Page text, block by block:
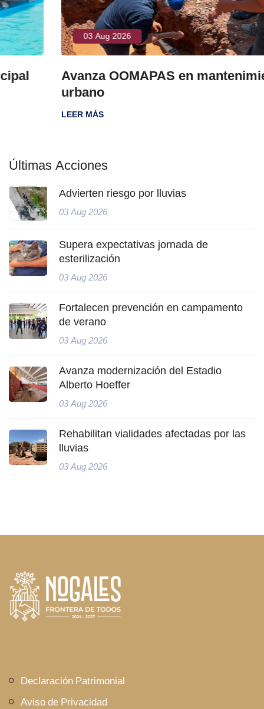
03 Aug 2026
Avanza OOMAPAS en mantenimiento
Últimas Acciones
Advierten riesgo por lluvias
03 Aug 2026
Supera expectativas jornada de
esterilización
03 Aug 2026
Fortalecen prevención en campamento
de verano
03 Aug 2026
Avanza modernización del Estadio
Alberto Hoeffer
03 Aug 2026
Rehabilitan vialidades afectadas por las
lluvias
03 Aug 2026
Declaración Patrimonial
Aviso de Privacidad